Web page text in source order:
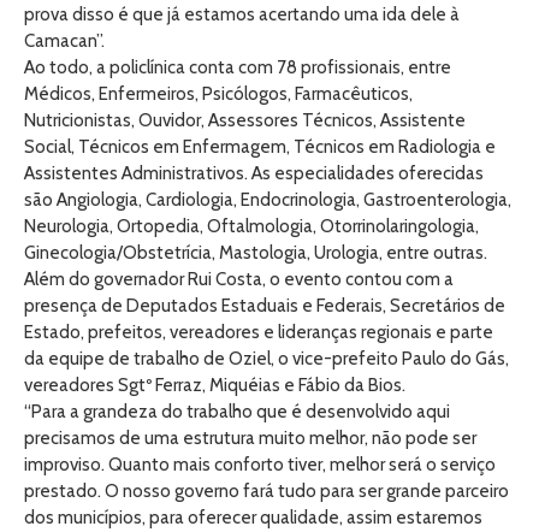
prova disso é que já estamos acertando uma ida dele à
Camacan”.
Ao todo, a policlínica conta com 78 profissionais, entre
Médicos, Enfermeiros, Psicólogos, Farmacêuticos,
Nutricionistas, Ouvidor, Assessores Técnicos, Assistente
Social, Técnicos em Enfermagem, Técnicos em Radiologia e
Assistentes Administrativos. As especialidades oferecidas
são Angiologia, Cardiologia, Endocrinologia, Gastroenterologia,
Neurologia, Ortopedia, Oftalmologia, Otorrinolaringologia,
Ginecologia/Obstetrícia, Mastologia, Urologia, entre outras.
Além do governador Rui Costa, o evento contou com a
presença de Deputados Estaduais e Federais, Secretários de
Estado, prefeitos, vereadores e lideranças regionais e parte
da equipe de trabalho de Oziel, o vice-prefeito Paulo do Gás,
vereadores Sgtº Ferraz, Miquéias e Fábio da Bios.
“Para a grandeza do trabalho que é desenvolvido aqui
precisamos de uma estrutura muito melhor, não pode ser
improviso. Quanto mais conforto tiver, melhor será o serviço
prestado. O nosso governo fará tudo para ser grande parceiro
dos municípios, para oferecer qualidade, assim estaremos